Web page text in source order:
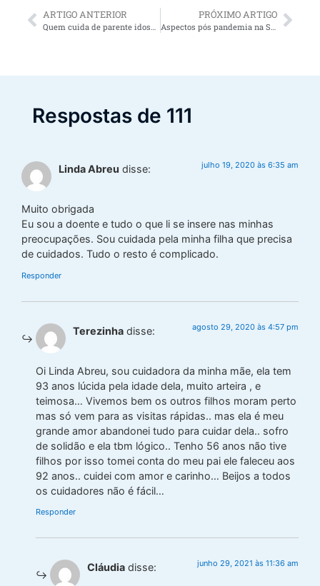
ARTIGO ANTERIOR PRÓXIMO ARTIGO
Respostas de 111
Linda Abreu disse: julho 19, 2020 às 6:35 am
Muito obrigada
Eu sou a doente e tudo o que li se insere nas minhas
preocupações. Sou cuidada pela minha filha que precisa
de cuidados. Tudo o resto é complicado.
Responder
Terezinha disse: agosto 29, 2020 às 4:57 pm
Oi Linda Abreu, sou cuidadora da minha mãe, ela tem
93 anos lúcida pela idade dela, muito arteira , e
teimosa… Vivemos bem os outros filhos moram perto
mas só vem para as visitas rápidas.. mas ela é meu
grande amor abandonei tudo para cuidar dela.. sofro
de solidão e ela tbm lógico.. Tenho 56 anos não tive
filhos por isso tomei conta do meu pai ele faleceu aos
92 anos.. cuidei com amor e carinho… Beijos a todos
os cuidadores não é fácil…
Responder
Cláudia disse: junho 29, 2021 às 11:36 am